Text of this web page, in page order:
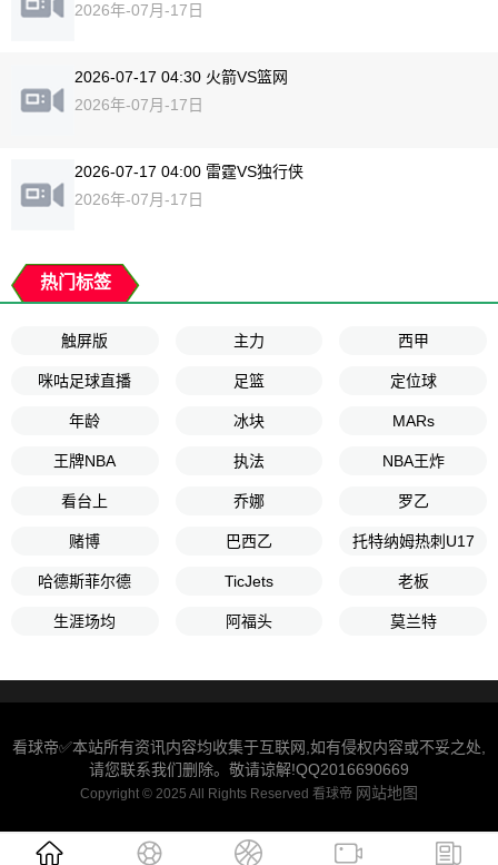
2026年-07月-17日
2026-07-17 04:30 火箭VS篮网
2026年-07月-17日
2026-07-17 04:00 雷霆VS独行侠
2026年-07月-17日
热门标签
触屏版 主力 西甲
咪咕足球直播 足篮 定位球
年龄 冰块 MARs
王牌NBA 执法 NBA王炸
看台上 乔娜 罗乙
赌博 巴西乙 托特纳姆热刺U17
哈德斯菲尔德 TicJets 老板
生涯场均 阿福头 莫兰特
看球帝✅本站所有资讯内容均收集于互联网,如有侵权内容或不妥之处,
请您联系我们删除。敬请谅解!QQ2016690669
Copyright © 2025 All Rights Reserved 看球帝 网站地图